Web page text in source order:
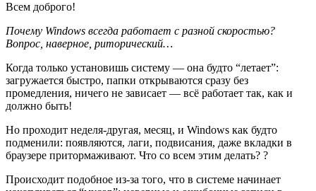
Всем доброго!
Почему Windows всегда работает с разной скоростью?
Вопрос, наверное, риторический…
Когда только установишь систему — она будто “летает”:
загружается быстро, папки открываются сразу без
промедления, ничего не зависает — всё работает так, как и
должно быть!
Но проходит неделя-другая, месяц, и Windows как будто
подменили: появляются, лаги, подвисания, даже вкладки в
браузере притормаживают. Что со всем этим делать? ?
Происходит подобное из-за того, что в системе начинает